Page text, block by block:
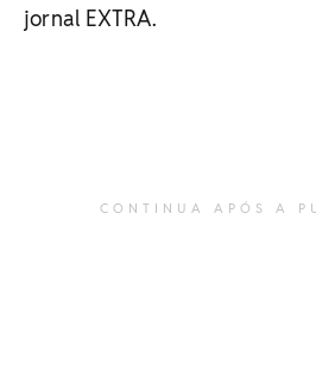
jornal EXTRA.
CONTINUA APÓS A